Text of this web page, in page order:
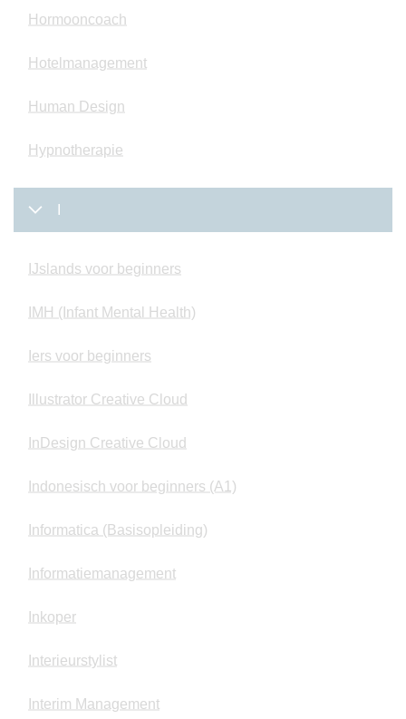
Hormooncoach
Hotelmanagement
Human Design
Hypnotherapie
IJslands voor beginners
IMH (Infant Mental Health)
Iers voor beginners
Illustrator Creative Cloud
InDesign Creative Cloud
Indonesisch voor beginners (A1)
Informatica (Basisopleiding)
Informatiemanagement
Inkoper
Interieurstylist
Interim Management